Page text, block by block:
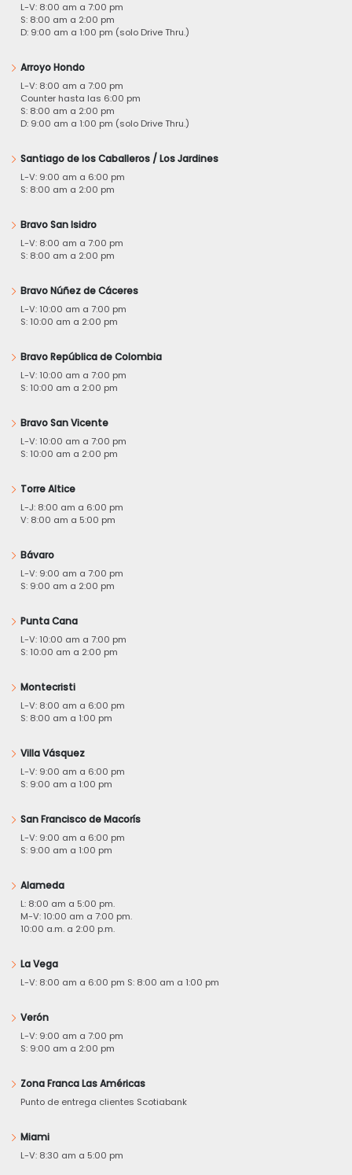
L-V: 8:00 am a 7:00 pm
S: 8:00 am a 2:00 pm
D: 9:00 am a 1:00 pm (solo Drive Thru.)
Arroyo Hondo
L-V: 8:00 am a 7:00 pm
Counter hasta las 6:00 pm
S: 8:00 am a 2:00 pm
D: 9:00 am a 1:00 pm (solo Drive Thru.)
Santiago de los Caballeros / Los Jardines
L-V: 9:00 am a 6:00 pm
S: 8:00 am a 2:00 pm
Bravo San Isidro
L-V: 8:00 am a 7:00 pm
S: 8:00 am a 2:00 pm
Bravo Núñez de Cáceres
L-V: 10:00 am a 7:00 pm
S: 10:00 am a 2:00 pm
Bravo República de Colombia
L-V: 10:00 am a 7:00 pm
S: 10:00 am a 2:00 pm
Bravo San Vicente
L-V: 10:00 am a 7:00 pm
S: 10:00 am a 2:00 pm
Torre Altice
L-J: 8:00 am a 6:00 pm
V: 8:00 am a 5:00 pm
Bávaro
L-V: 9:00 am a 7:00 pm
S: 9:00 am a 2:00 pm
Punta Cana
L-V: 10:00 am a 7:00 pm
S: 10:00 am a 2:00 pm
Montecristi
L-V: 8:00 am a 6:00 pm
S: 8:00 am a 1:00 pm
Villa Vásquez
L-V: 9:00 am a 6:00 pm
S: 9:00 am a 1:00 pm
San Francisco de Macorís
L-V: 9:00 am a 6:00 pm
S: 9:00 am a 1:00 pm
Alameda
L: 8:00 am a 5:00 pm.
M-V: 10:00 am a 7:00 pm.
10:00 a.m. a 2:00 p.m.
La Vega
L-V: 8:00 am a 6:00 pm S: 8:00 am a 1:00 pm
Verón
L-V: 9:00 am a 7:00 pm
S: 9:00 am a 2:00 pm
Zona Franca Las Américas
Punto de entrega clientes Scotiabank
Miami
L-V: 8:30 am a 5:00 pm